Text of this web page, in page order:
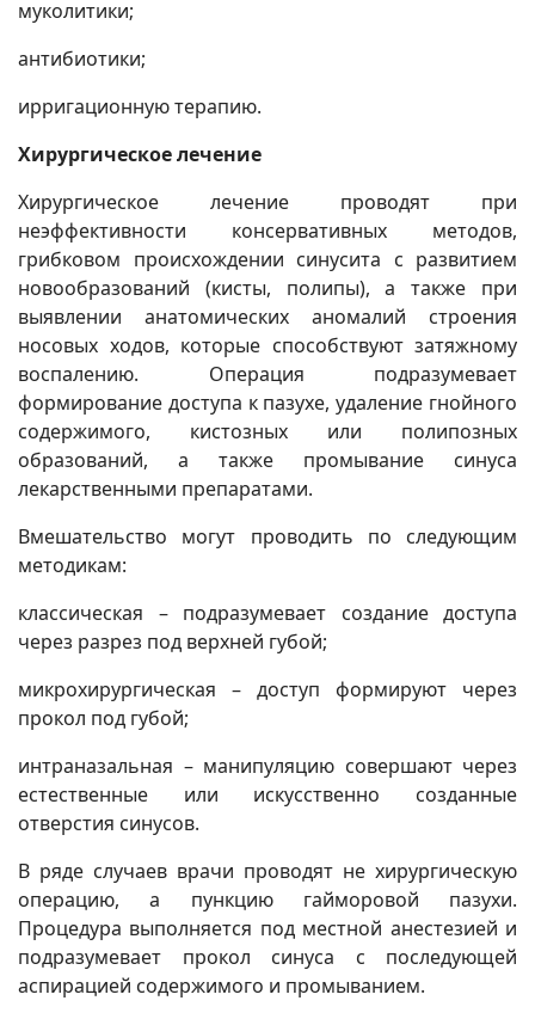
муколитики;
антибиотики;
ирригационную терапию.
Хирургическое лечение
Хирургическое лечение проводят при
неэффективности консервативных методов,
грибковом происхождении синусита с развитием
новообразований (кисты, полипы), а также при
выявлении анатомических аномалий строения
носовых ходов, которые способствуют затяжному
воспалению. Операция подразумевает
формирование доступа к пазухе, удаление гнойного
содержимого, кистозных или полипозных
образований, а также промывание синуса
лекарственными препаратами.
Вмешательство могут проводить по следующим
методикам:
классическая – подразумевает создание доступа
через разрез под верхней губой;
микрохирургическая – доступ формируют через
прокол под губой;
интраназальная – манипуляцию совершают через
естественные или искусственно созданные
отверстия синусов.
В ряде случаев врачи проводят не хирургическую
операцию, а пункцию гайморовой пазухи.
Процедура выполняется под местной анестезией и
подразумевает прокол синуса с последующей
аспирацией содержимого и промыванием.